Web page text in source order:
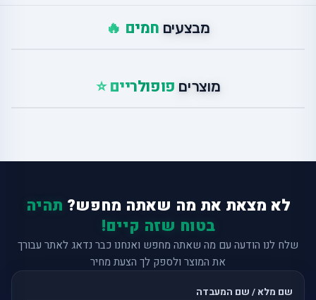
מבצעים חמים 🔥
מוצרים פופולריים ⭐
לא מצאת את מה שאתה מחפש? תהיה
בטוח שזה קיים!
שלח לנו הודעה עם מה שאתה מחפש ואנחנו כבר נדאג לאתר עבורך
את המוצר ולספק לך הצעת מחיר
שם מלא / שם המעבדה